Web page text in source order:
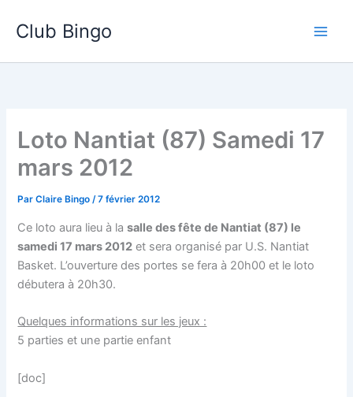
Club Bingo
Loto Nantiat (87) Samedi 17
mars 2012
ParClaire Bingo/7 février 2012
Ce loto aura lieu à lasalle des fête de Nantiat (87) le
samedi 17 mars 2012 et sera organisé par U.S. Nantiat
Basket. L’ouverture des portes se fera à 20h00 et le loto
débutera à 20h30.
Quelques informations sur les jeux :
5 parties et une partie enfant
[doc]